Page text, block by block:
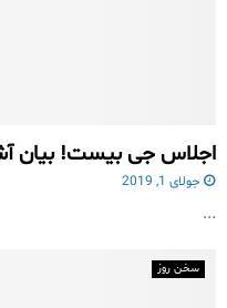
اجلاس جی بیست! بیان
جولای 1, 2019
...
سخن روز